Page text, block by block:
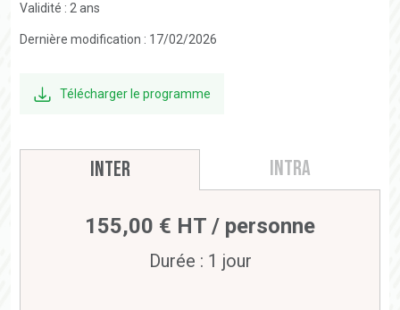
Validité : 2 ans
Dernière modification : 17/02/2026
Télécharger le programme
Inter Intra
155,00 € HT / personne
Durée : 1 jour